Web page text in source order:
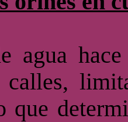
agua
calles,
que